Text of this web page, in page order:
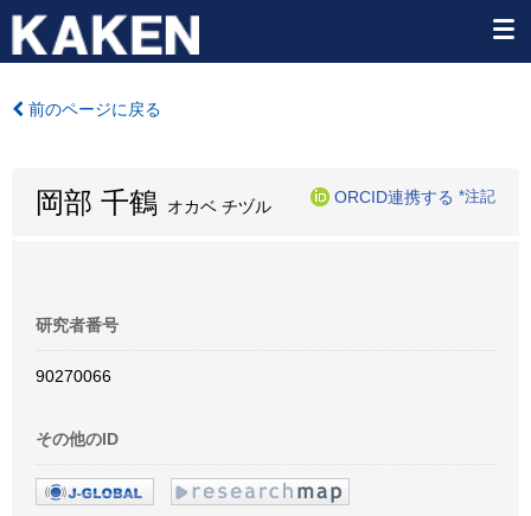
前のページに戻る
岡部 千鶴 オカベ チヅル
ORCID連携する *注記
研究者番号
90270066
その他のID